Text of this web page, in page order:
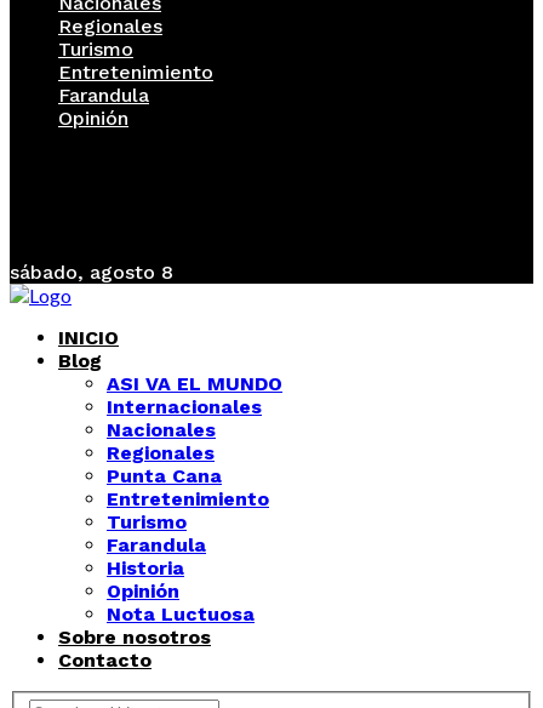
Regionales
Turismo
Entretenimiento
Farandula
Opinión
sábado, agosto 8
INICIO
Blog
ASI VA EL MUNDO
Internacionales
Nacionales
Regionales
Punta Cana
Entretenimiento
Turismo
Farandula
Historia
Opinión
Nota Luctuosa
Sobre nosotros
Contacto